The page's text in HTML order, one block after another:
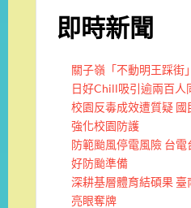
即時新聞
關子嶺「不動明王踩
日好Chill吸引逾兩百人
校園反毒成效遭質疑
強化校園防護
防範颱風停電風險 台
好防颱準備
深耕基層體育結碩果
亮眼奪牌